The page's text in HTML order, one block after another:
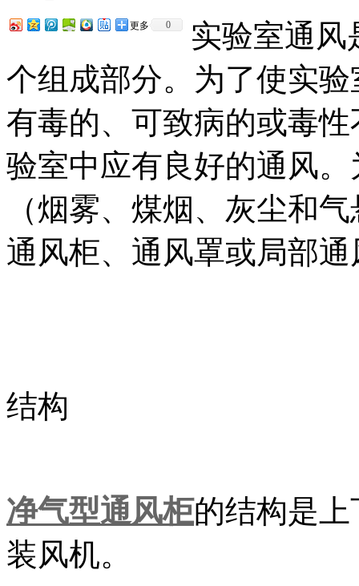
更多 0
实验室通风
个组成部分。为了使实
有毒的、可致病的或毒
验室中应有良好的通风
（烟雾、煤烟、灰尘和
通风柜、通风罩或局部
结构
净气型通风柜的结构是
装风机。